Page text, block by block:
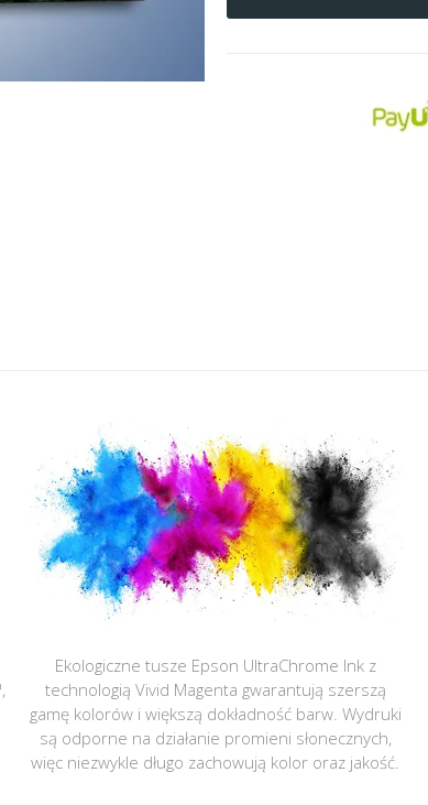
Ekologiczne tusze Epson UltraChrome Ink z
technologią Vivid Magenta gwarantują szerszą
gamę kolorów i większą dokładność barw. Wydruki
są odporne na działanie promieni słonecznych,
więc niezwykle długo zachowują kolor oraz jakość.